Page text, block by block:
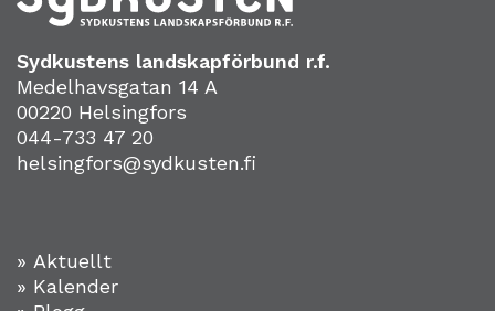
Sydkustens landskapförbund r.f.
Medelhavsgatan 14 A
00220 Helsingfors
044-733 47 20
helsingfors@sydkusten.fi
» Aktuellt
» Kalender